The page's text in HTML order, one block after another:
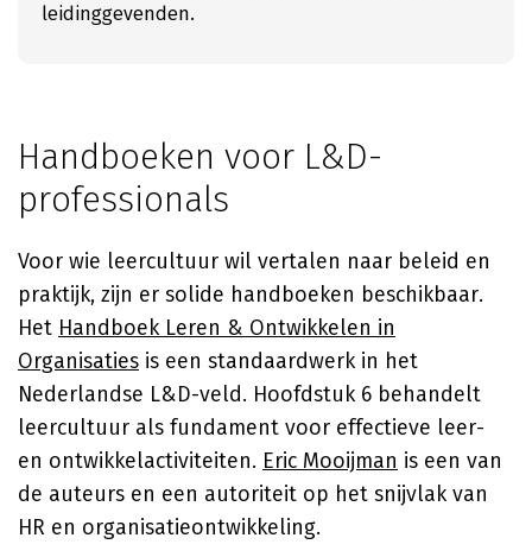
leidinggevenden.
Handboeken voor L&D-
professionals
Voor wie leercultuur wil vertalen naar beleid en
praktijk, zijn er solide handboeken beschikbaar.
Het Handboek Leren & Ontwikkelen in
Organisaties is een standaardwerk in het
Nederlandse L&D-veld. Hoofdstuk 6 behandelt
leercultuur als fundament voor effectieve leer-
en ontwikkelactiviteiten. Eric Mooijman is een van
de auteurs en een autoriteit op het snijvlak van
HR en organisatieontwikkeling.